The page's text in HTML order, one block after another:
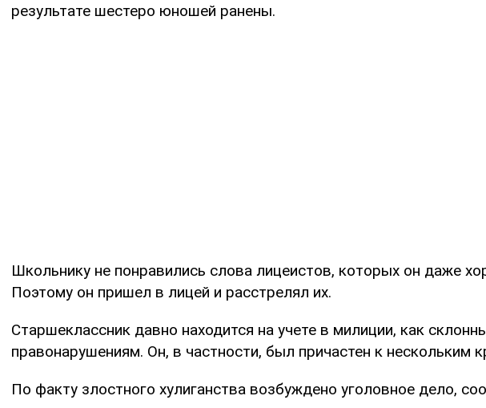
результате шестеро юношей ранены.
Школьнику не понравились слова лицеистов, которых он даже
Поэтому он пришел в лицей и расстрелял их.
Старшеклассник давно находится на учете в милиции, как
правонарушениям. Он, в частности, был причастен к нескольким
По факту злостного хулиганства возбуждено уголовное дело,